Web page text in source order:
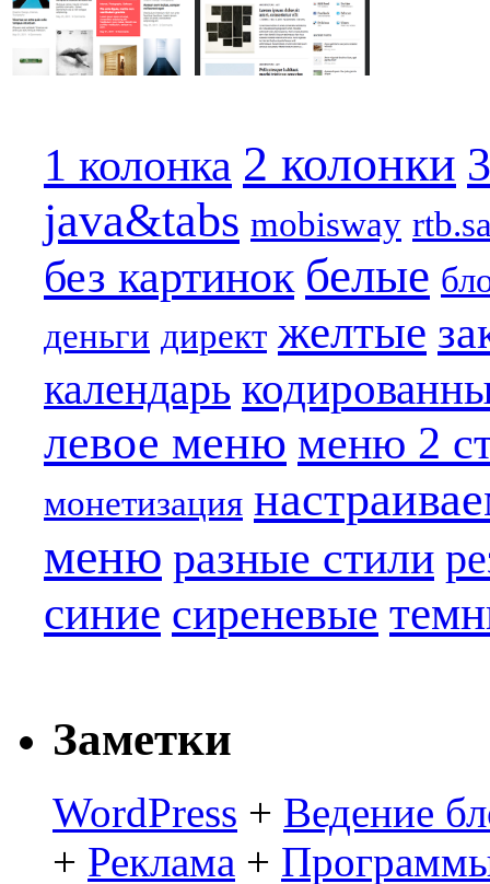
1 колонка 2 колонки
java&tabs mobisway
без картинок белые
деньги директ желтые
календарь
левое меню меню 2
монетизация
меню разные стили
синие сиреневые
Заметки
WordPress + Ведение
+ Реклама +